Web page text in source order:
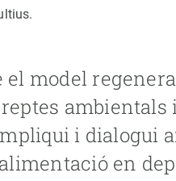
el model
i dialogui
en